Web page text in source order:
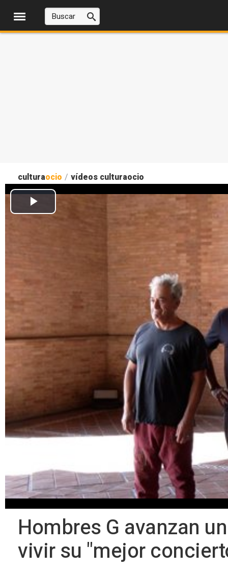
culturaocio / vídeos culturaocio
Hombres G avanzan
vivir su "mejor